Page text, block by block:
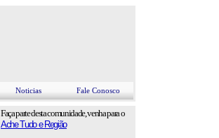
Noticias Fale Conosco
Faça parte desta comunidade, venha para o
Ache Tudo e Região